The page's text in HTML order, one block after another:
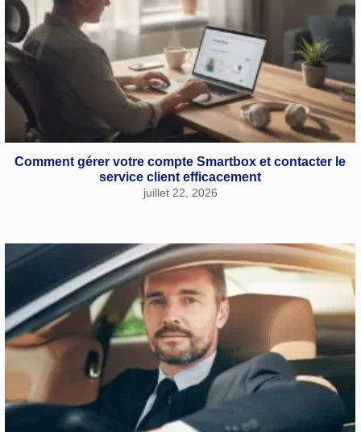
Comment gérer votre compte Smartbox et contacter le
service client efficacement
juillet 22, 2026